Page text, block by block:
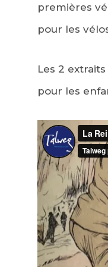
premières
pour les
Les 2
pour les